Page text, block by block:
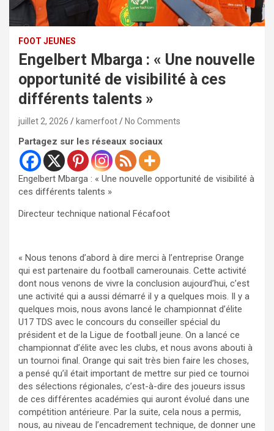
FOOT JEUNES
Engelbert Mbarga : « Une nouvelle
opportunité de visibilité à ces
différents talents »
juillet 2, 2026 kamerfoot No Comments
Partagez sur les réseaux sociaux
Engelbert Mbarga : « Une nouvelle opportunité de visibilité à
ces différents talents »
Directeur technique national Fécafoot
« Nous tenons d’abord à dire merci à l’entreprise Orange
qui est partenaire du football camerounais. Cette activité
dont nous venons de vivre la conclusion aujourd’hui, c’est
une activité qui a aussi démarré il y a quelques mois. Il y a
quelques mois, nous avons lancé le championnat d’élite
U17 TDS avec le concours du conseiller spécial du
président et de la Ligue de football jeune. On a lancé ce
championnat d’élite avec les clubs, et nous avons abouti à
un tournoi final. Orange qui sait très bien faire les choses,
a pensé qu’il était important de mettre sur pied ce tournoi
des sélections régionales, c’est-à-dire des joueurs issus
de ces différentes académies qui auront évolué dans une
compétition antérieure. Par la suite, cela nous a permis,
nous, au niveau de l’encadrement technique, de donner une